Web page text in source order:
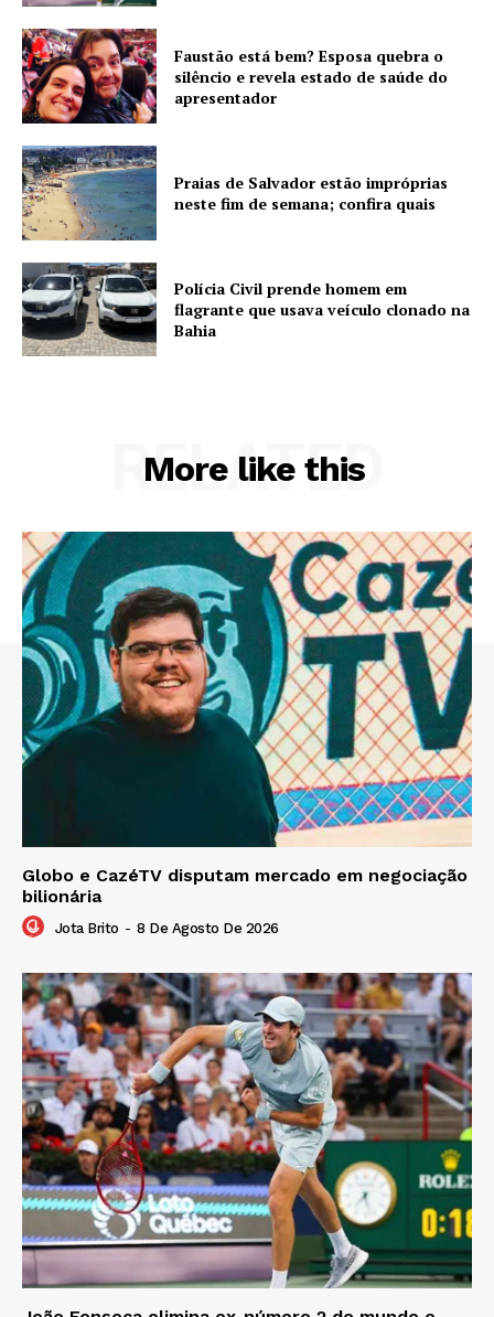
Faustão está bem? Esposa quebra o
silêncio e revela estado de saúde do
apresentador
Praias de Salvador estão impróprias
neste fim de semana; confira quais
Polícia Civil prende homem em
flagrante que usava veículo clonado na
Bahia
More like this
RELATED
Globo e CazéTV disputam mercado em negociação
bilionária
Jota Brito - 8 De Agosto De 2026